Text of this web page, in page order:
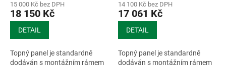
15 000 Kč bez DPH
18 150 Kč
DETAIL
Topný panel je standardně
dodáván s montážním rámem
14 100 Kč bez DPH
17 061 Kč
DETAIL
Topný panel je standardně
dodáván s montážním rámem